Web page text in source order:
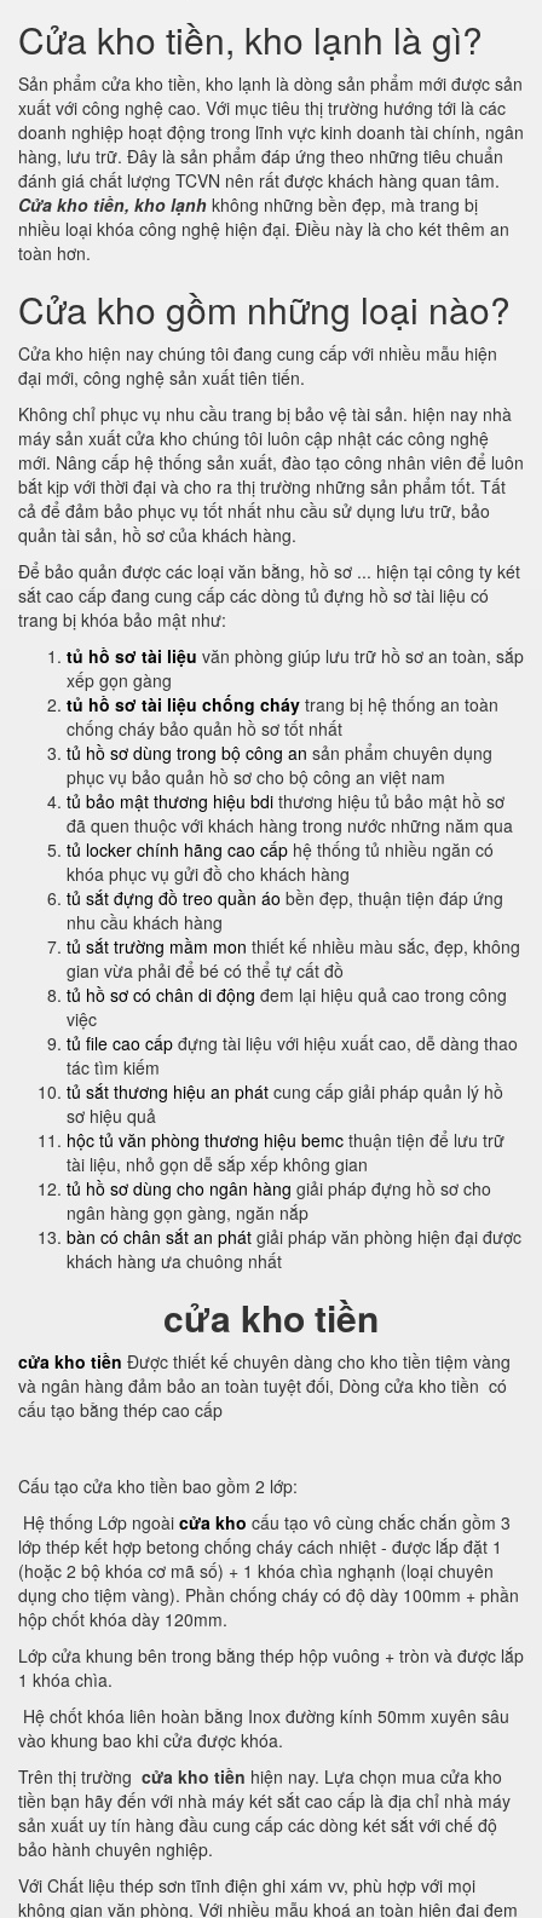
Cửa kho tiền, kho lạnh là gì?
Sản phẩm cửa kho tiền, kho lạnh là dòng sản phẩm mới được sản
xuất với công nghệ cao. Với mục tiêu thị trường hướng tới là các
doanh nghiệp hoạt động trong lĩnh vực kinh doanh tài chính, ngân
hàng, lưu trữ. Đây là sản phẩm đáp ứng theo những tiêu chuẩn
đánh giá chất lượng TCVN nên rất được khách hàng quan tâm.
Cửa kho tiền, kho lạnh không những bền đẹp, mà trang bị
nhiều loại khóa công nghệ hiện đại. Điều này là cho két thêm an
toàn hơn.
Cửa kho gồm những loại nào?
Cửa kho hiện nay chúng tôi đang cung cấp với nhiều mẫu hiện
đại mới, công nghệ sản xuất tiên tiến.
Không chỉ phục vụ nhu cầu trang bị bảo vệ tài sản. hiện nay nhà
máy sản xuất cửa kho chúng tôi luôn cập nhật các công nghệ
mới. Nâng cấp hệ thống sản xuất, đào tạo công nhân viên để luôn
bắt kịp với thời đại và cho ra thị trường những sản phẩm tốt. Tất
cả để đảm bảo phục vụ tốt nhất nhu cầu sử dụng lưu trữ, bảo
quản tài sản, hồ sơ của khách hàng.
Để bảo quản được các loại văn bằng, hồ sơ ... hiện tại công ty két
sắt cao cấp đang cung cấp các dòng tủ đựng hồ sơ tài liệu có
trang bị khóa bảo mật như:
tủ hồ sơ tài liệu văn phòng giúp lưu trữ hồ sơ an toàn, sắp
xếp gọn gàng
tủ hồ sơ tài liệu chống cháy trang bị hệ thống an toàn
chống cháy bảo quản hồ sơ tốt nhất
tủ hồ sơ dùng trong bộ công an sản phẩm chuyên dụng
phục vụ bảo quản hồ sơ cho bộ công an việt nam
tủ bảo mật thương hiệu bdi thương hiệu tủ bảo mật hồ sơ
đã quen thuộc với khách hàng trong nước những năm qua
tủ locker chính hãng cao cấp hệ thống tủ nhiều ngăn có
khóa phục vụ gửi đồ cho khách hàng
tủ sắt đựng đồ treo quần áo bền đẹp, thuận tiện đáp ứng
nhu cầu khách hàng
tủ sắt trường mầm mon thiết kế nhiều màu sắc, đẹp, không
gian vừa phải để bé có thể tự cất đồ
tủ hồ sơ có chân di động đem lại hiệu quả cao trong công
việc
tủ file cao cấp đựng tài liệu với hiệu xuất cao, dễ dàng thao
tác tìm kiếm
tủ sắt thương hiệu an phát cung cấp giải pháp quản lý hồ
sơ hiệu quả
hộc tủ văn phòng thương hiệu bemc thuận tiện để lưu trữ
tài liệu, nhỏ gọn dễ sắp xếp không gian
tủ hồ sơ dùng cho ngân hàng giải pháp đựng hồ sơ cho
ngân hàng gọn gàng, ngăn nắp
bàn có chân sắt an phát giải pháp văn phòng hiện đại được
khách hàng ưa chuông nhất
cửa kho tiền
cửa kho tiền Được thiết kế chuyên dàng cho kho tiền tiệm vàng
và ngân hàng đảm bảo an toàn tuyệt đối, Dòng cửa kho tiền có
cấu tạo bằng thép cao cấp
Cấu tạo cửa kho tiền bao gồm 2 lớp:
Hệ thống Lớp ngoài cửa kho cấu tạo vô cùng chắc chắn gồm 3
lớp thép kết hợp betong chống cháy cách nhiệt - được lắp đặt 1
(hoặc 2 bộ khóa cơ mã số) + 1 khóa chìa nghạnh (loại chuyên
dụng cho tiệm vàng). Phần chống cháy có độ dày 100mm + phần
hộp chốt khóa dày 120mm.
Lớp cửa khung bên trong bằng thép hộp vuông + tròn và được lắp
1 khóa chìa.
Hệ chốt khóa liên hoàn bằng Inox đường kính 50mm xuyên sâu
vào khung bao khi cửa được khóa.
Trên thị trường cửa kho tiền hiện nay. Lựa chọn mua cửa kho
tiền bạn hãy đến với nhà máy két sắt cao cấp là địa chỉ nhà máy
sản xuất uy tín hàng đầu cung cấp các dòng két sắt với chế độ
bảo hành chuyên nghiệp.
Với Chất liệu thép sơn tĩnh điện ghi xám vv, phù hợp với mọi
không gian văn phòng. Với nhiều mẫu khoá an toàn hiện đại đem